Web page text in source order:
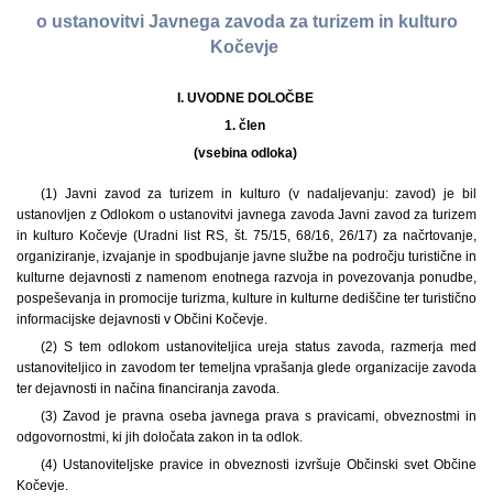
o ustanovitvi Javnega zavoda za turizem in kulturo
Kočevje
I. UVODNE DOLOČBE
1. člen
(vsebina odloka)
(1) Javni zavod za turizem in kulturo (v nadaljevanju: zavod) je bil
ustanovljen z Odlokom o ustanovitvi javnega zavoda Javni zavod za turizem
in kulturo Kočevje (Uradni list RS, št. 75/15, 68/16, 26/17) za načrtovanje,
organiziranje, izvajanje in spodbujanje javne službe na področju turistične in
kulturne dejavnosti z namenom enotnega razvoja in povezovanja ponudbe,
pospeševanja in promocije turizma, kulture in kulturne dediščine ter turistično
informacijske dejavnosti v Občini Kočevje.
(2) S tem odlokom ustanoviteljica ureja status zavoda, razmerja med
ustanoviteljico in zavodom ter temeljna vprašanja glede organizacije zavoda
ter dejavnosti in načina financiranja zavoda.
(3) Zavod je pravna oseba javnega prava s pravicami, obveznostmi in
odgovornostmi, ki jih določata zakon in ta odlok.
(4) Ustanoviteljske pravice in obveznosti izvršuje Občinski svet Občine
Kočevje.